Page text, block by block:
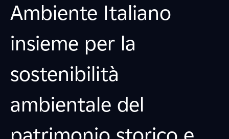
Ambiente Italiano
insieme per la
sostenibilità
ambientale del